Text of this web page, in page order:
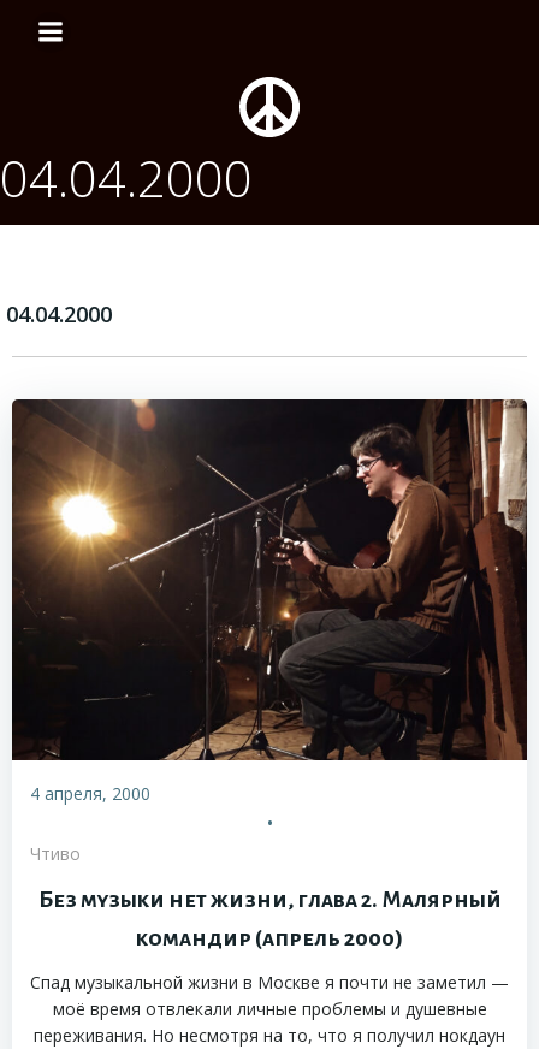
содержимому
04.04.2000
04.04.2000
4 апреля, 2000
•
Чтиво
Без музыки нет жизни, глава 2. Малярный
командир (апрель 2000)
Спад музыкальной жизни в Москве я почти не заметил —
моё время отвлекали личные проблемы и душевные
переживания. Но несмотря на то, что я получил нокдаун